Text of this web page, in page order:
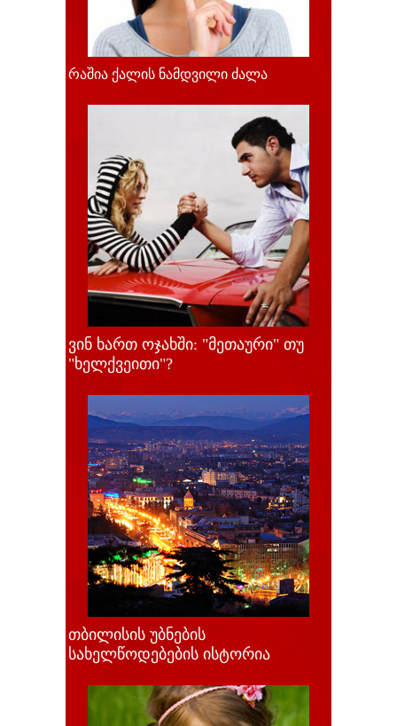
რაშია ქალის ნამდვილი ძალა
ვინ ხართ ოჯახში: "მეთაური" თუ
"ხელქვეითი"?
თბილისის უბნების
სახელწოდებების ისტორია